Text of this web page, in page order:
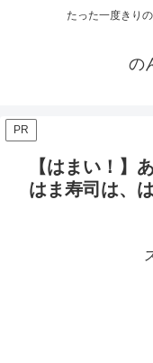
たった一度きり
の
PR
【はまい！】
はま寿司は、